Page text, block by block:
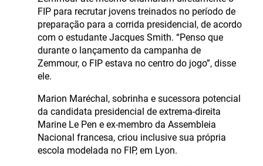
FIP para recrutar jovens treinados no período de
preparação para a corrida presidencial, de acordo
com o estudante Jacques Smith. “Penso que
durante o lançamento da campanha de
Zemmour, o FIP estava no centro do jogo”, disse
ele.
Marion Maréchal, sobrinha e sucessora potencial
da candidata presidencial de extrema-direita
Marine Le Pen e ex-membro da Assembleia
Nacional francesa, criou inclusive sua própria
escola modelada no FIP, em Lyon.